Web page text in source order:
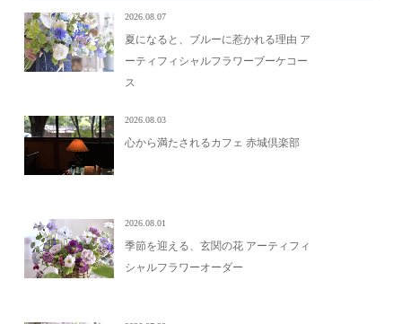
2026.08.07
夏になると、ブルーに惹かれる理由 ア
ーティフィシャルフラワーブーケコー
ス
2026.08.03
心から満たされるカフェ 赤城倶楽部
2026.08.01
季節を迎える、玄関の花 アーティフィ
シャルフラワーオーダー